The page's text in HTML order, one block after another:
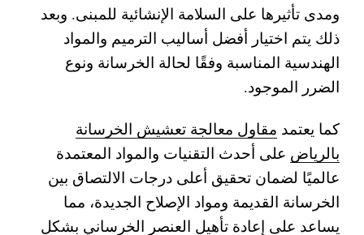
ومدى تأثيرها على السلامة الإنشائية للمبنى. وبعد
ذلك يتم اختيار أفضل أساليب الترميم والمواد
الهندسية المناسبة وفقًا لحالة الخرسانة ونوع
الضرر الموجود.
كما يعتمد مقاول معالجة تعشيش الخرسانة
بالرياض على أحدث التقنيات والمواد المعتمدة
عالميًا لضمان تحقيق أعلى درجات الالتصاق بين
الخرسانة القديمة ومواد الإصلاح الجديدة، مما
يساعد على إعادة تأهيل العنصر الخرساني بشكل